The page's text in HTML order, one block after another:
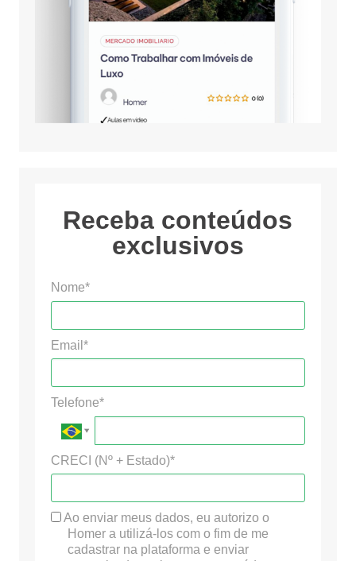
Receba conteúdos
exclusivos
Nome*
Email*
Telefone*
CRECI (Nº + Estado)*
Ao enviar meus dados, eu autorizo o
Homer a utilizá-los com o fim de me
cadastrar na plataforma e enviar